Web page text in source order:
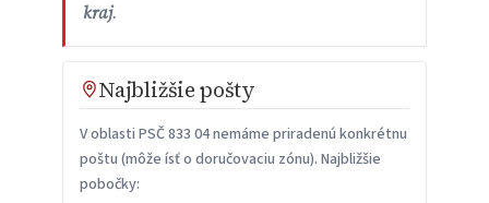
kraj.
Najbližšie pošty
V oblasti PSČ 833 04 nemáme priradenú konkrétnu
poštu (môže ísť o doručovaciu zónu). Najbližšie
pobočky: